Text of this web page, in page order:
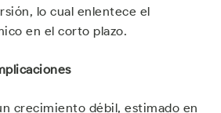
lo cual enlentece el
en el corto plazo.
crecimiento débil, estimado en